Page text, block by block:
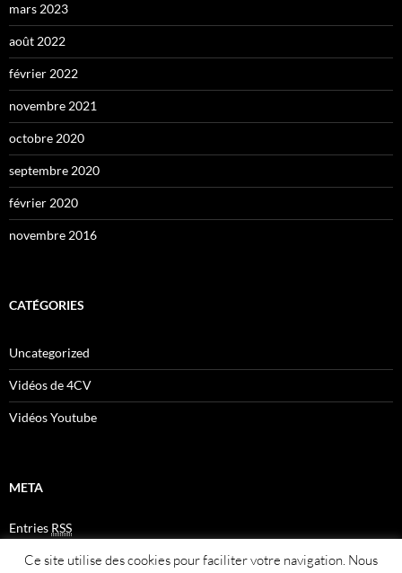
mars 2023
août 2022
février 2022
novembre 2021
octobre 2020
septembre 2020
février 2020
novembre 2016
CATÉGORIES
Uncategorized
Vidéos de 4CV
Vidéos Youtube
META
Entries RSS
CommentsRSS
Plan du site
Ce site utilise des cookies pour faciliter votre navigation. Nous